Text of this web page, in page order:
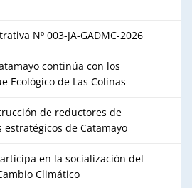
Nº 003-JA-GADMC-2026
continúa con los
Ecológico de Las Colinas
de reductores de
de Catamayo
en la socialización del
Climático